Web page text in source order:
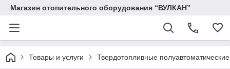
Магазин отопительного оборудования “ВУЛКАН”
Товары и услуги Твердотопливные